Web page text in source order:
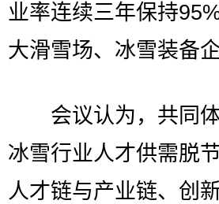
业率连续三年保持
大滑雪场、冰雪装备
会议认为，共同体
冰雪行业人才供需脱
人才链与产业链、创